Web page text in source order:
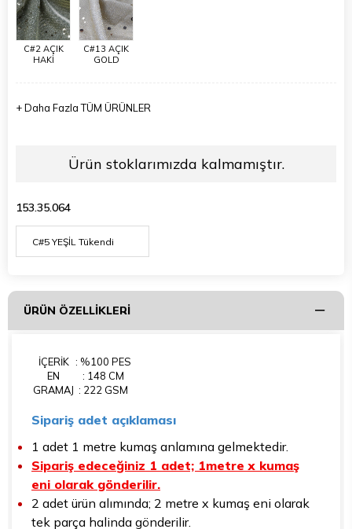
C#2 AÇIK
HAKİ
C#13 AÇIK
GOLD
+Daha FazlaTÜM ÜRÜNLER
Ürün stoklarımızda kalmamıştır.
153.35.064
ÜRÜN ÖZELLIKLERI
İÇERİK : %100 PES
EN
: 148 CM
GRAMAJ : 222 GSM
Sipariş adet açıklaması
1 adet 1 metre kumaş anlamına gelmektedir.
Sipariş edeceğiniz 1 adet; 1metre x kumaş
eni olarak gönderilir.
2 adet ürün alımında; 2 metre x kumaş eni olarak
tek parça halinda gönderilir.